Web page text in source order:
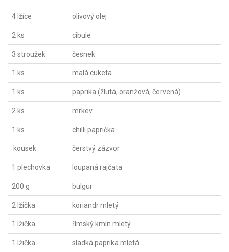
4 lžíce olivový olej
2 ks cibule
3 stroužek česnek
1 ks malá cuketa
1 ks paprika (žlutá, oranžová, červená)
2 ks mrkev
1 ks chilli paprička
kousek čerstvý zázvor
1 plechovka loupaná rajčata
200 g bulgur
2 lžička koriandr mletý
1 lžička římský kmín mletý
1 lžička sladká paprika mletá